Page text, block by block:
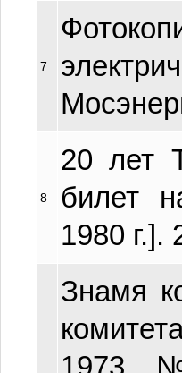
7
8
20 лет
билет
1980 г.].
Знамя
1973.